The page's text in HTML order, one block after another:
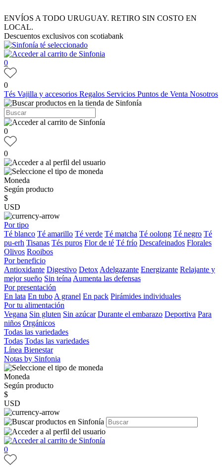
ENVÍOS A TODO URUGUAY. RETIRO SIN COSTO EN
LOCAL.
Descuentos exclusivos con scotiabank
0
0
Tés Vajilla y accesorios Regalos Servicios Puntos de Venta Nosotros
0
0
Moneda
Según producto
$
USD
Por tipo
Té blanco Té amarillo Té verde Té matcha Té oolong Té negro Té
pu-erh Tisanas Tés puros Flor de té Té frío Descafeinados Florales
Olivos Rooibos
Por beneficio
Antioxidante Digestivo Detox Adelgazante Energizante Relajante y
mejor sueño Sin teína Aumenta las defensas
Por presentación
En lata En tubo A granel En pack Pirámides individuales
Por tu alimentación
Vegana Sin gluten Sin azúcar Durante el embarazo Deportiva Para
niños Orgánicos
Todas las variedades
Todas Todas las variedades
Línea Bienestar
Notas by Sinfonia
Moneda
Según producto
$
USD
0